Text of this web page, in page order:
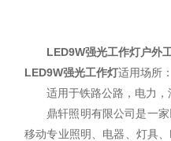
LED9W强光工作灯户外
LED9W强光工作灯适用场所：
适用于铁路公路，电力
鼎轩照明有限公司是一
移动专业照明、电器、灯具